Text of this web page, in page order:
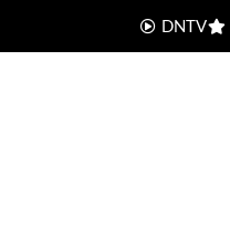
DNTV